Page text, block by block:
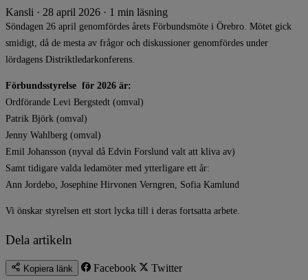
Kansli · 28 april 2026 · 1 min läsning
Söndagen 26 april genomfördes årets Förbundsmöte i Örebro. Mötet gick
smidigt, då de mesta av frågor och diskussioner genomfördes under
lördagens Distriktledarkonferens.
Förbundsstyrelse för 2026 är:
​​​​​Ordförande Levi Bergstedt (omval)
Patrik Björk (omval)
Jenny Wahlberg (omval)
Emil Johansson (nyval då Edvin Forslund valt att kliva av)
Samt tidigare valda ledamöter med ytterligare ett år:
Ann Jordebo, Josephine Hirvonen Verngren, Sofia Kamlund
Vi önskar styrelsen ett stort lycka till i deras fortsatta arbete.
Dela artikeln
Kopiera länk Facebook Twitter